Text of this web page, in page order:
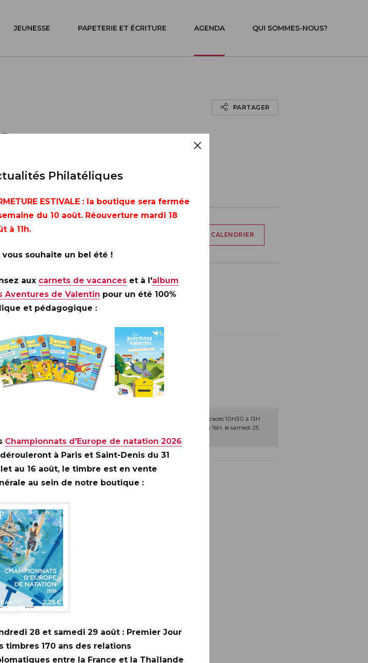
JEUNESSE PAPETERIE ET ÉCRITURE AGENDA QUI SOMMES-NOUS?
PARTAGER
AJOUTER À MON CALENDRIER
France
de 10H à 17H
des Mathurins 75009 PARIS
Albin DE LA SIMONE animera une séance de dédicaces 10H30 à 13H
CREVON DE BLAINVILLE et Pierre BARA de 10H30 à 12H30 et de 14H à 16H, le samedi 25
au Carré d’Encre.
Philatéliques
ESTIVALE : la boutique sera fermée
du 10 août. Réouverture mardi 18
à 11h.
vous souhaite un bel été !
aux carnets de vacances et à l'album
Aventures de Valentin pour un été 100%
et pédagogique :
Championnats d'Europe de natation 2026
à Paris et Saint-Denis du 31
au 16 août, le timbre est en vente
au sein de notre boutique :
28 et samedi 29 août : Premier Jour
timbres 170 ans des relations
entre la France et la Thaïlande